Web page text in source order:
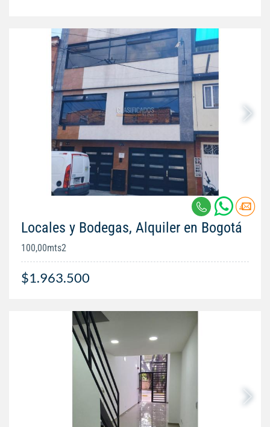
Locales y Bodegas, Alquiler en Bogotá
100,00mts2
$1.963.500